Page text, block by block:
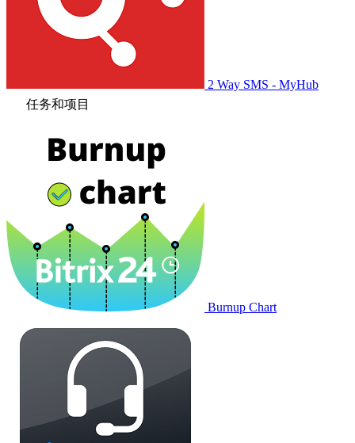
2 Way SMS - MyHub
任务和项目
Burnup Chart